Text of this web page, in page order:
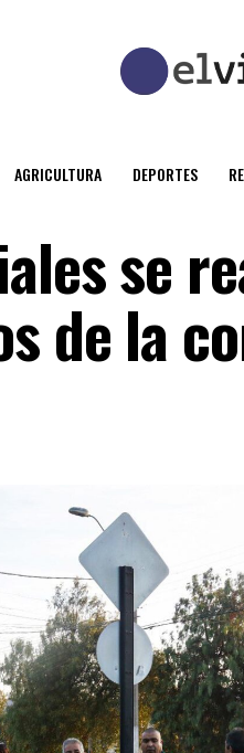
AGRICULTURA DEPORTES
se
de la